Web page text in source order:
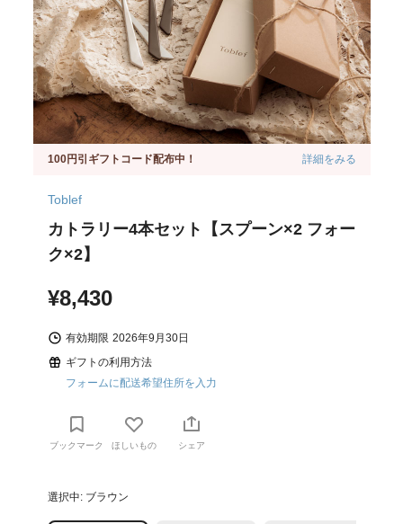
100円引ギフトコード配布中！ 詳細をみる
Toblef
カトラリー4本セット【スプーン×2 フォー
ク×2】
¥8,430
有効期限 2026年9月30日
ギフトの利用方法
フォームに配送希望住所を入力
ブックマーク ほしいもの シェア
選択中: ブラウン